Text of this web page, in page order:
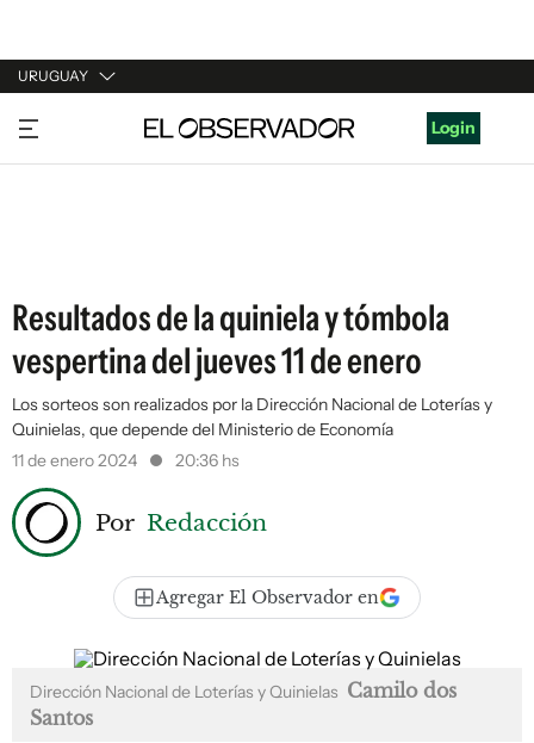
URUGUAY
URUGUAY
ARGENTINA
Login
Resultados de la quiniela y tómbola
vespertina del jueves 11 de enero
Los sorteos son realizados por la Dirección Nacional de Loterías y
Quinielas, que depende del Ministerio de Economía
11 de enero 2024
20:36 hs
Por Redacción
Agregar El Observador en
Dirección Nacional de Loterías y Quinielas Camilo dos
Santos